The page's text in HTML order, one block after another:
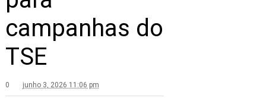
campanhas do
TSE
0 junho 3, 2026 11:06 pm